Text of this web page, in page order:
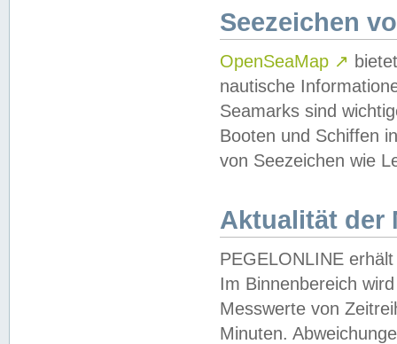
Seezeichen
OpenSeaMap ↗
nautische
Seamarks sind
Booten und Schiffen
von Seezeichen wie
Aktualität der
PEGELONLINE
Im Binnenbereich
Messwerte von
Minuten.